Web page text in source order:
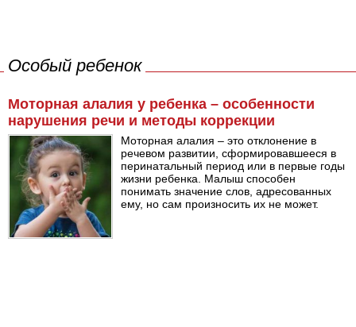
Особый ребенок
Моторная алалия у ребенка – особенности
нарушения речи и методы коррекции
Моторная алалия – это отклонение в
речевом развитии, сформировавшееся в
перинатальный период или в первые годы
жизни ребенка. Малыш способен
понимать значение слов, адресованных
ему, но сам произносить их не может.